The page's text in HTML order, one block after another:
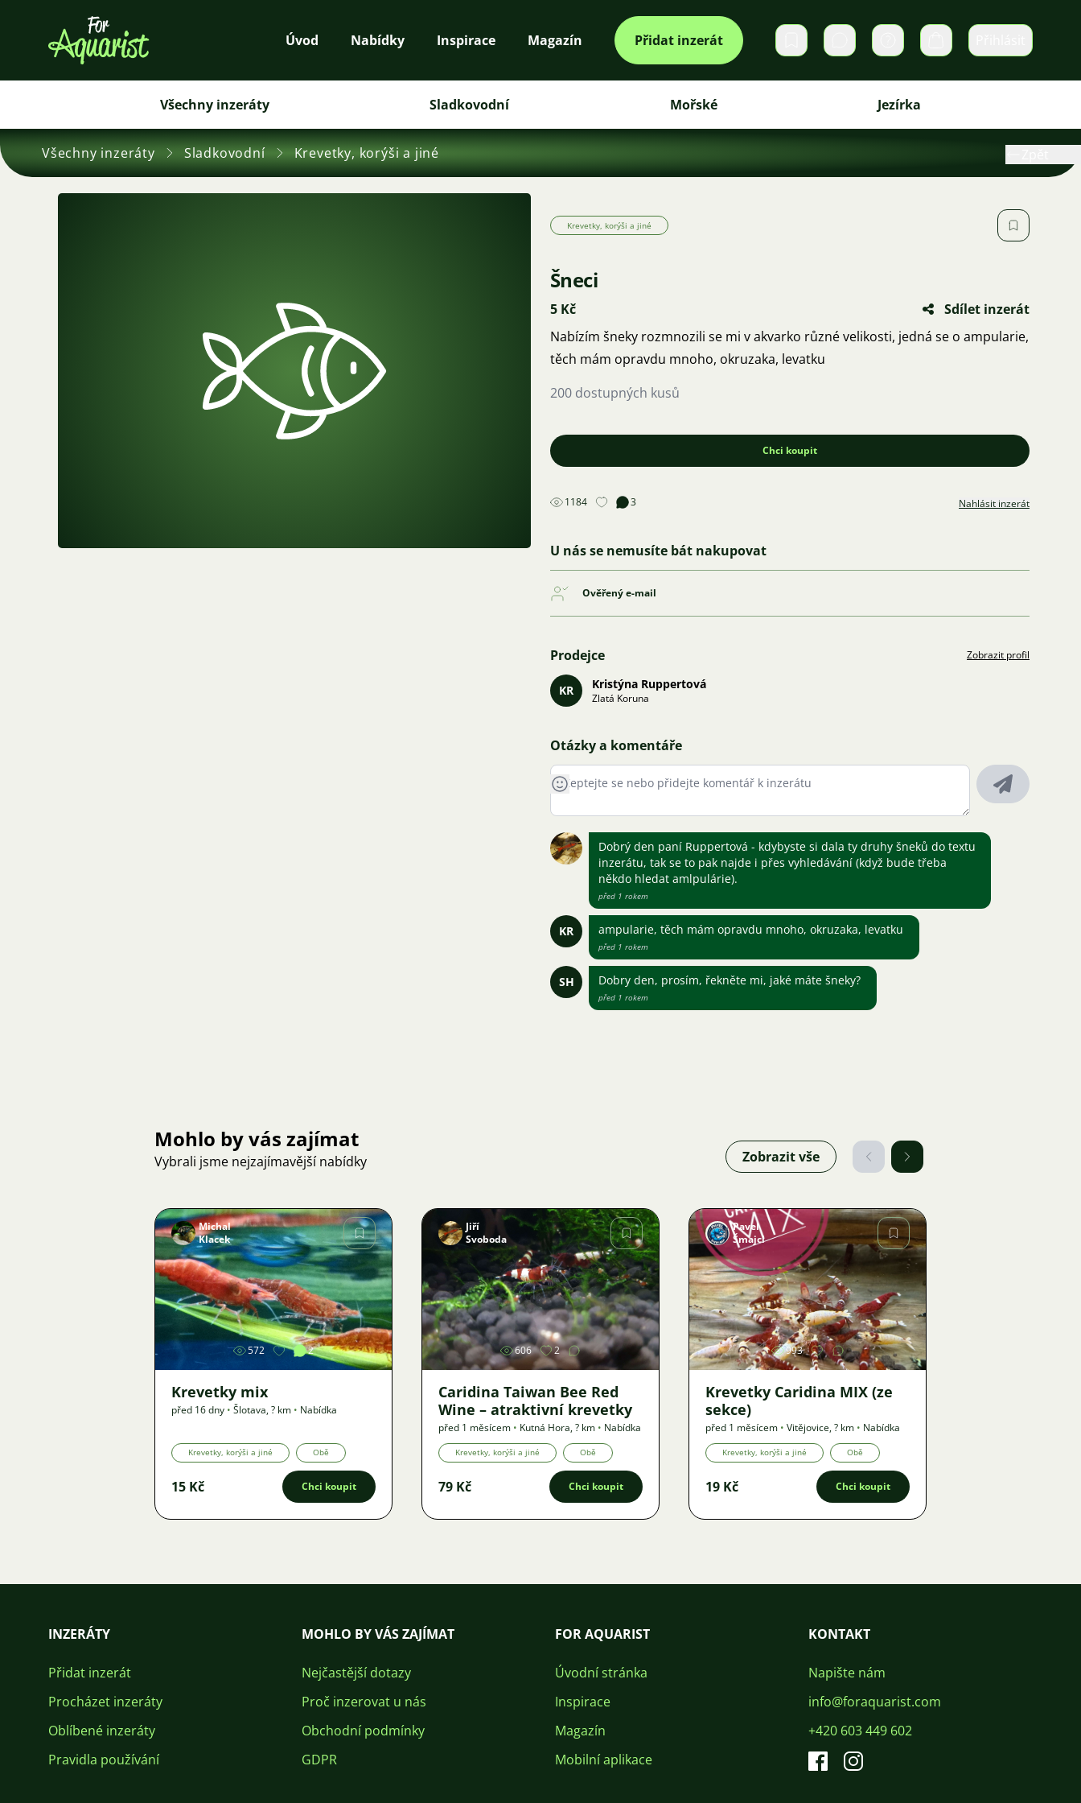
Úvod Nabídky Inspirace Magazín Přidat inzerát Soukromé zprávy Košík
Všechny inzeráty Sladkovodní Mořské Jezírka
Všechny inzeráty Sladkovodní Krevetky, korýši a jiné
Krevetky, korýši a jiné
Šneci
5 Kč
Sdílet inzerát
Nabízím šneky rozmnozili se mi v akvarko různé velikosti, jedná se o ampularie,
těch mám opravdu mnoho, okruzaka, levatku
200 dostupných kusů
Chci koupit
1184 3 Nahlásit inzerát
U nás se nemusíte bát nakupovat
Ověřený e-mail
Prodejce Zobrazit profil
KR Kristýna Ruppertová
Zlatá Koruna
Otázky a komentáře
Dobrý den paní Ruppertová - kdybyste si dala ty druhy šneků do textu
inzerátu, tak se to pak najde i přes vyhledávání (když bude třeba
někdo hledat amlpulárie).
před 1 rokem
KR ampularie, těch mám opravdu mnoho, okruzaka, levatku
před 1 rokem
SH Dobry den, prosím, řekněte mi, jaké máte šneky?
před 1 rokem
Mohlo by vás zajímat
Vybrali jsme nejzajímavější nabídky Zobrazit vše
Obrázek
Michal
Klacek
572 2
Krevetky mix
před 16 dny • Šlotava,? km • Nabídka
Krevetky, korýši a jiné Obě
15 Kč Chci koupit
Obrázek
Jiří
Svoboda
606 2
Caridina Taiwan Bee Red
Wine – atraktivní krevetky
před 1 měsícem • Kutná Hora,? km • Nabídka
Krevetky, korýši a jiné Obě
79 Kč Chci koupit
Obrázek
Pavel
Šmajcl
993
Krevetky Caridina MIX (ze
sekce)
před 1 měsícem • Vitějovice,? km • Nabídka
Krevetky, korýši a jiné Obě
19 Kč Chci koupit
INZERÁTY
Přidat inzerát
Procházet inzeráty
Oblíbené inzeráty
Pravidla používání
MOHLO BY VÁS ZAJÍMAT
Nejčastější dotazy
Proč inzerovat u nás
Obchodní podmínky
GDPR
FOR AQUARIST
Úvodní stránka
Inspirace
Magazín
Mobilní aplikace
KONTAKT
Napište nám
info@foraquarist.com
+420 603 449 602